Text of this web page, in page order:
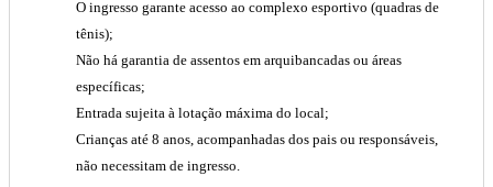
O ingresso garante acesso ao complexo esportivo (quadras de
tênis);
Não há garantia de assentos em arquibancadas ou áreas
específicas;
Entrada sujeita à lotação máxima do local;
Crianças até 8 anos, acompanhadas dos pais ou responsáveis,
não necessitam de ingresso.